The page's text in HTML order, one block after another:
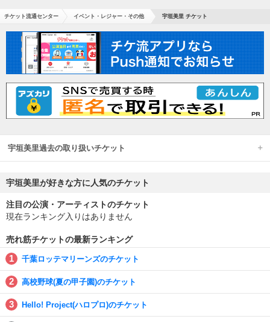
チケット流通センター イベント・レジャー・その他 宇垣美里 チケット
宇垣美里過去の取り扱いチケット
宇垣美里が好きな方に人気のチケット
注目の公演・アーティストのチケット
現在ランキング入りはありません
売れ筋チケットの最新ランキング
千葉ロッテマリーンズのチケット
高校野球(夏の甲子園)のチケット
Hello! Project(ハロプロ)のチケット